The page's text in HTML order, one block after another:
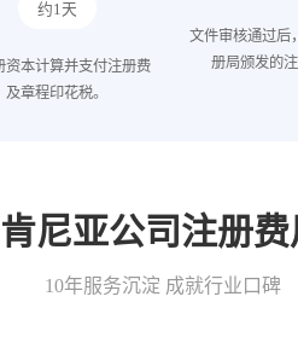
约1天
资本计算并支付注册费
及章程印花税。
文件审核通过后
册局颁发的注
肯尼亚公司注册费
10年服务沉淀 成就行业口碑